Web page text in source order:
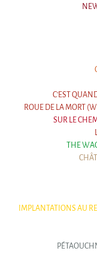
C'EST
ROUE DE LA MORT
SUR LE
THE
IMPLANTATIONS AU